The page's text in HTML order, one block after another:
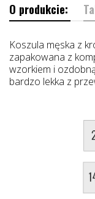
O produkcie:
Koszula męska z
zapakowana z
wzorkiem i
bardzo lekka z